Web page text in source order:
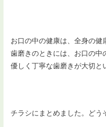
お口の中の健康は、全身の健
歯磨きのときには、お口の中
優しく丁寧な歯磨きが大切と
チラシにまとめました。どう